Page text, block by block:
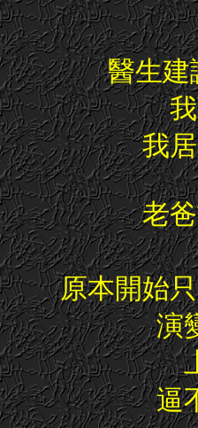
醫生建
我
老
原本開始
演
逼